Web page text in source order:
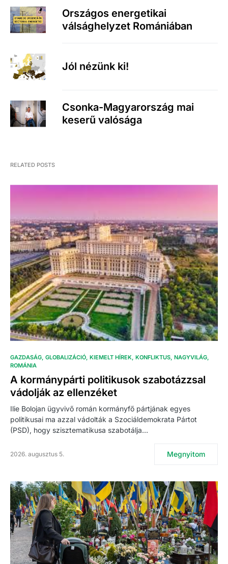
Országos energetikai
válsághelyzet Romániában
Jól nézünk ki!
Csonka-Magyarország mai
keserű valósága
RELATED POSTS
GAZDASÁG GLOBALIZÁCIÓ KIEMELT HÍREK KONFLIKTUS NAGYVILÁG
ROMÁNIA
A kormánypárti politikusok szabotázzsal
vádolják az ellenzéket
Ilie Bolojan ügyvivő román kormányfő pártjának egyes
politikusai ma azzal vádolták a Szociáldemokrata Pártot
(PSD), hogy szisztematikusa szabotálja…
2026. augusztus 5. Megnyitom